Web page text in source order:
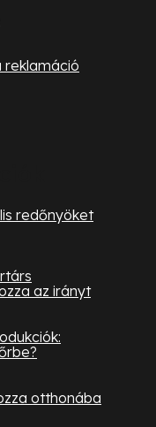
reklamáció
redőnyöket
az irányt
otthonába